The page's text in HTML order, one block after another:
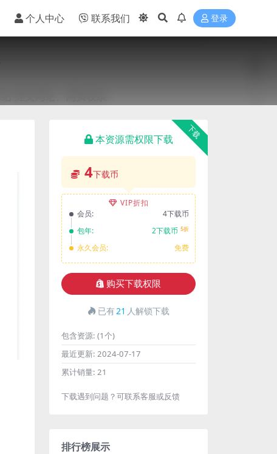
个人中心 联系我们 登录
下载
本资源需权限下载
4下载币
VIP折扣
会员:
4下载币
包年:
2下载币 5折
永久会员: 免费
购买下载权限
已有21 人解锁下载
包含资源: (1个)
最近更新: 2024-07-17
累计销量: 21
下载遇到问题？可联系客服或反馈
排行榜展示